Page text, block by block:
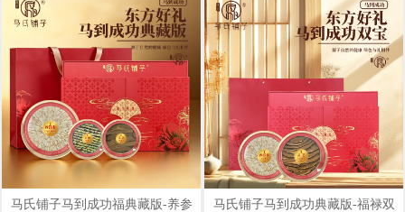
马氏铺子马到成功福典藏版-养参
马氏铺子马到成功典藏版-福禄双